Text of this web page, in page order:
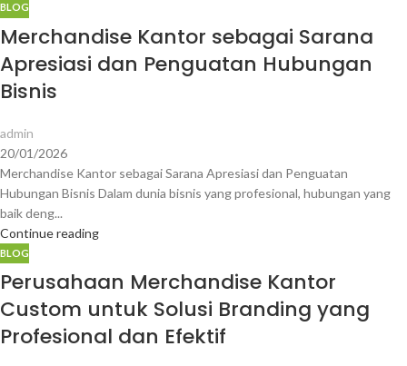
BLOG
Merchandise Kantor sebagai Sarana
Apresiasi dan Penguatan Hubungan
Bisnis
admin
20/01/2026
Merchandise Kantor sebagai Sarana Apresiasi dan Penguatan
Hubungan Bisnis Dalam dunia bisnis yang profesional, hubungan yang
baik deng...
Continue reading
BLOG
Perusahaan Merchandise Kantor
Custom untuk Solusi Branding yang
Profesional dan Efektif